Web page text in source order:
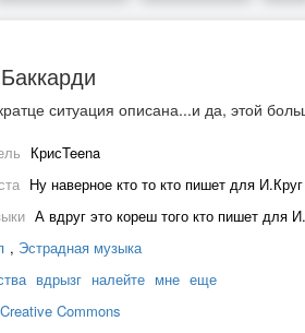
ситуация описана...и да, этой
КрисTeena
Ну наверное кто то кто пишет для И.Круг
А вдруг это кореш того кто пишет для
, Эстрадная музыка
вдрызг налейте мне еще
Creative Commons